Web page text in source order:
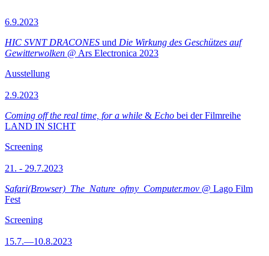
6.9.2023
HIC SVNT DRACONES und Die Wirkung des Geschützes auf
Gewitterwolken @ Ars Electronica 2023
Ausstellung
2.9.2023
Coming off the real time, for a while & Echo bei der Filmreihe
LAND IN SICHT
Screening
21. - 29.7.2023
Safari(Browser)_The_Nature_ofmy_Computer.mov @ Lago Film
Fest
Screening
15.7.—10.8.2023